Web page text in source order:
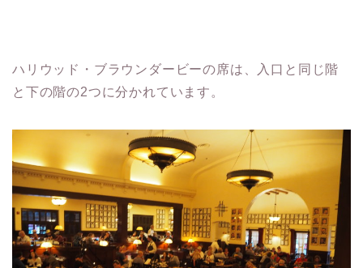
ハリウッド・ブラウンダービーの席は、入口と同じ階
と下の階の2つに分かれています。